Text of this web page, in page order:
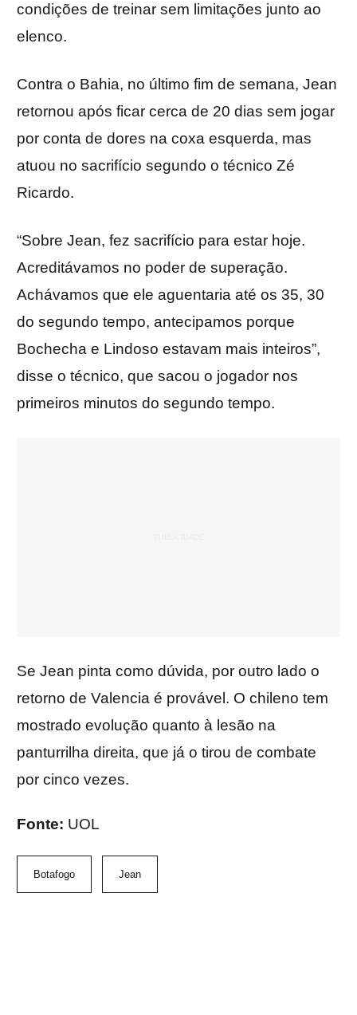
condições de treinar sem limitações junto ao
elenco.
Contra o Bahia, no último fim de semana, Jean
retornou após ficar cerca de 20 dias sem jogar
por conta de dores na coxa esquerda, mas
atuou no sacrifício segundo o técnico Zé
Ricardo.
“Sobre Jean, fez sacrifício para estar hoje.
Acreditávamos no poder de superação.
Achávamos que ele aguentaria até os 35, 30
do segundo tempo, antecipamos porque
Bochecha e Lindoso estavam mais inteiros”,
disse o técnico, que sacou o jogador nos
primeiros minutos do segundo tempo.
Se Jean pinta como dúvida, por outro lado o
retorno de Valencia é provável. O chileno tem
mostrado evolução quanto à lesão na
panturrilha direita, que já o tirou de combate
por cinco vezes.
Fonte: UOL
Botafogo Jean